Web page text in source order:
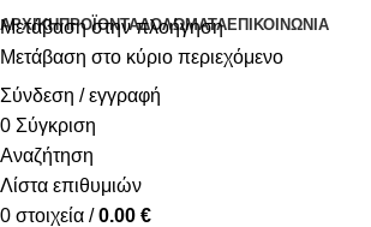
Μετάβαση στην πλοήγηση
Μετάβαση στο κύριο περιεχόμενο
ΑΡΧΙΚΉΠΡΟΪΌΝΤΑΔΟΛΏΜΑΤΑΕΠΙΚΟΙΝΩΝΊΑ
Σύνδεση / εγγραφή
0 Σύγκριση
Αναζήτηση
Λίστα επιθυμιών
0 στοιχεία / 0.00 €